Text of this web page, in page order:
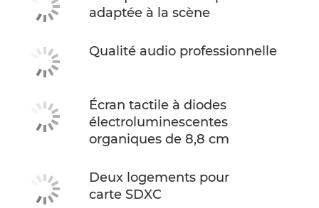
adaptée à la scène
Qualité audio professionnelle
Écran tactile à diodes
électroluminescentes
organiques de 8,8 cm
Deux logements pour
carte SDXC